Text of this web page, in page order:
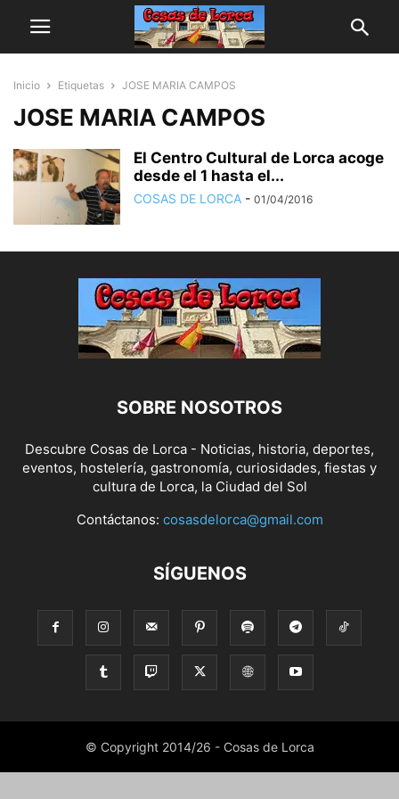
Inicio Etiquetas JOSE MARIA CAMPOS
JOSE MARIA CAMPOS
El Centro Cultural de Lorca acoge
desde el 1 hasta el...
COSAS DE LORCA - 01/04/2016
SOBRE NOSOTROS
Descubre Cosas de Lorca - Noticias, historia, deportes,
eventos, hostelería, gastronomía, curiosidades, fiestas y
cultura de Lorca, la Ciudad del Sol
Contáctanos: cosasdelorca@gmail.com
SÍGUENOS
© Copyright 2014/26 - Cosas de Lorca